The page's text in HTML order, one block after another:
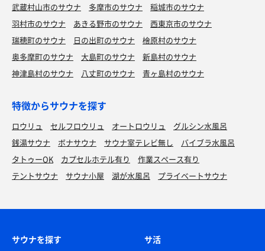
武蔵村山市のサウナ
多摩市のサウナ
稲城市のサウナ
羽村市のサウナ
あきる野市のサウナ
西東京市のサウナ
瑞穂町のサウナ
日の出町のサウナ
檜原村のサウナ
奥多摩町のサウナ
大島町のサウナ
新島村のサウナ
神津島村のサウナ
八丈町のサウナ 青ヶ島村のサウナ
特徴からサウナを探す
ロウリュ セルフロウリュ オートロウリュ
グルシン水風呂
銭湯サウナ
ボナサウナ サウナ室テレビ無し
バイブラ水風呂
タトゥーOK
カプセルホテル有り
作業スペース有り
テントサウナ
サウナ小屋 湖が水風呂 プライベートサウナ
サウナを探す サ活